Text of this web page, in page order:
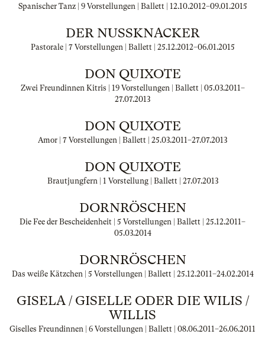
Spanischer Tanz | 9 Vorstellungen | Ballett | 12.10.2012–09.01.2015
DER NUSSKNACKER
Pastorale | 7 Vorstellungen | Ballett | 25.12.2012–06.01.2015
DON QUIXOTE
Zwei Freundinnen Kitris | 19 Vorstellungen | Ballett | 05.03.2011–
27.07.2013
DON QUIXOTE
Amor | 7 Vorstellungen | Ballett | 25.03.2011–27.07.2013
DON QUIXOTE
Brautjungfern | 1 Vorstellung | Ballett | 27.07.2013
DORNRÖSCHEN
Die Fee der Bescheidenheit | 5 Vorstellungen | Ballett | 25.12.2011–
05.03.2014
DORNRÖSCHEN
Das weiße Kätzchen | 5 Vorstellungen | Ballett | 25.12.2011–24.02.2014
GISELA / GISELLE ODER DIE WILIS /
WILLIS
Giselles Freundinnen | 6 Vorstellungen | Ballett | 08.06.2011–26.06.2011